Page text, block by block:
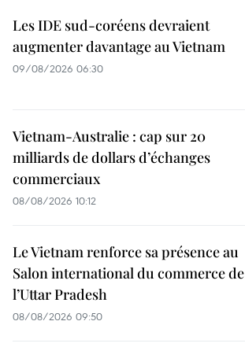
Les IDE sud-coréens devraient
augmenter davantage au Vietnam
09/08/2026 06:30
Vietnam-Australie : cap sur 20
milliards de dollars d’échanges
commerciaux
08/08/2026 10:12
Le Vietnam renforce sa présence au
Salon international du commerce de
l’Uttar Pradesh
08/08/2026 09:50